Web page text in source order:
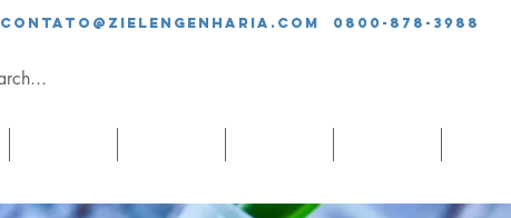
contato@zielengenharia.com 0800-878-3988